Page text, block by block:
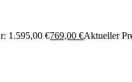
1.595,00 €769,00€Aktueller